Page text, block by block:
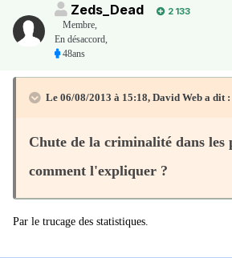
Zeds_Dead
2 133
Membre,
En désaccord,
48ans
Le 06/08/2013 à 15:18, David Web a dit :
Chute de la criminalité dans les
comment l'expliquer ?
Par le trucage des statistiques.